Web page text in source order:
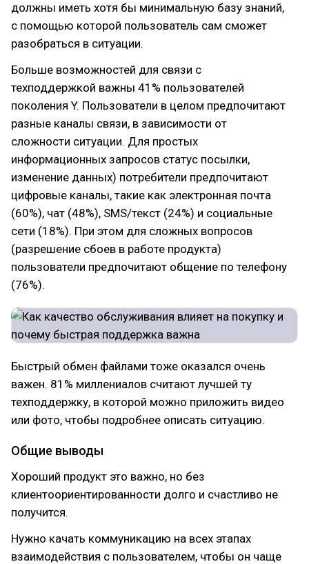
должны иметь хотя бы минимальную базу знаний,
с помощью которой пользователь сам сможет
разобраться в ситуации.
Больше возможностей для связи с
техподдержкой важны 41% пользователей
поколения Y. Пользователи в целом предпочитают
разные каналы связи, в зависимости от
сложности ситуации. Для простых
информационных запросов статус посылки,
изменение данных) потребители предпочитают
цифровые каналы, такие как электронная почта
(60%), чат (48%), SMS/текст (24%) и социальные
сети (18%). При этом для сложных вопросов
(разрешение сбоев в работе продукта)
пользователи предпочитают общение по телефону
(76%).
Быстрый обмен файлами тоже оказался очень
важен. 81% миллениалов считают лучшей ту
техподдержку, в которой можно приложить видео
или фото, чтобы подробнее описать ситуацию.
Общие выводы
Хороший продукт это важно, но без
клиентоориентированности долго и счастливо не
получится.
Нужно качать коммуникацию на всех этапах
взаимодействия с пользователем, чтобы он чаще